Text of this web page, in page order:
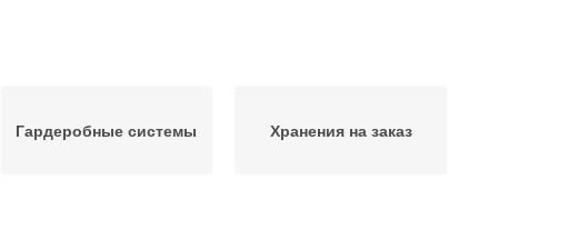
Гардеробные системы Хранения на заказ